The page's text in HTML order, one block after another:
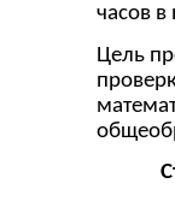
часов в
Цель